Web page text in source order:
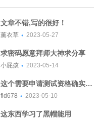
文章不错,写的很好！
薰衣草 2023-05-27
求密码愿意拜师大神求分享
小屁孩 2023-05-14
这个需要申请测试资格确实不
错的东西
fld678 2023-05-10
这东西学习了黑帽能用